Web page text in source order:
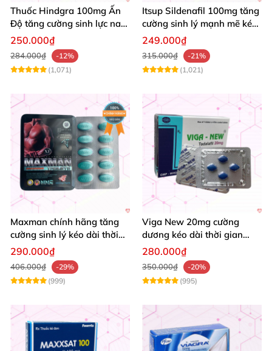
Thuốc Hindgra 100mg Ấn
Độ tăng cường sinh lực nam
chống xuất tinh sớm mua
250.000₫
284.000₫
-12%
(1,071)
Itsup Sildenafil 100mg tăng
cường sinh lý mạnh mẽ kéo
dài thời gian nam
249.000₫
315.000₫
-21%
(1,021)
Maxman chính hãng tăng
cường sinh lý kéo dài thời
gian chống xuất tinh sớm
hộp 10 viên
290.000₫
406.000₫
-29%
(999)
Viga New 20mg cường
dương kéo dài thời gian
tăng khoái cảm hộp 4 viên
280.000₫
350.000₫
-20%
(995)